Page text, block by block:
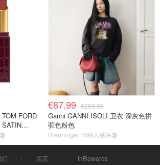
FORD
SATIN
€87.99 €269.99
Ganni GANNI ISOLI 卫衣 深灰色拼
驼色粉色
Breuninger 589人感兴趣
黑五 InRewards